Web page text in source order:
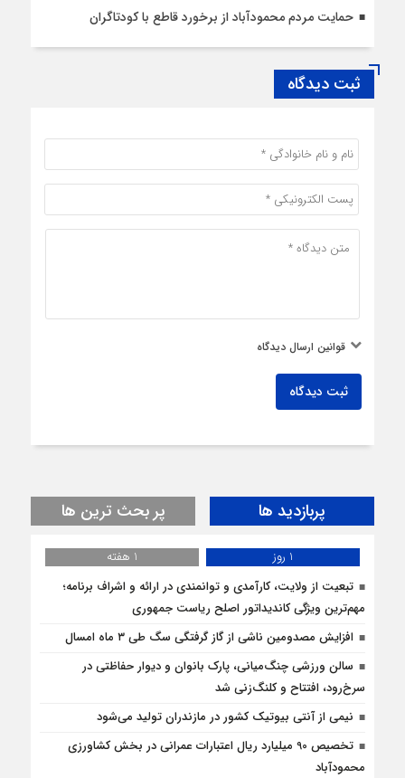
حمایت مردم محمودآباد از برخورد قاطع با کودتاگران
ثبت دیدگاه
قوانین ارسال دیدگاه
ثبت دیدگاه
پربازدید ها پر بحث ترین ها
1 روز
1 هفته
تبعیت از ولایت، کارآمدی و توانمندی در ارائه و اشراف برنامه؛
مهم‌ترین ویژگی کاندیداتور اصلح ریاست جمهوری
افزایش مصدومین ناشی از گاز گرفتگی سگ طی ۳ ماه امسال
سالن ورزشی چنگ‌میانی، پارک بانوان و دیوار حفاظتی در
سرخ‌رود، افتتاح و کلنگ‌زنی شد
نیمی از آنتی بیوتیک کشور در مازندران تولید می‌شود
تخصیص 90 میلیارد ریال اعتبارات عمرانی در بخش کشاورزی
محمودآباد